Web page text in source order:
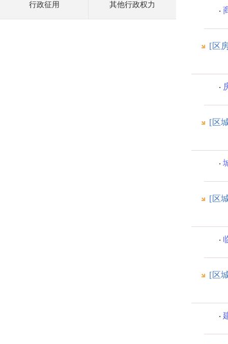
行政征用 其他行政权力
[区
[区
[区
[区